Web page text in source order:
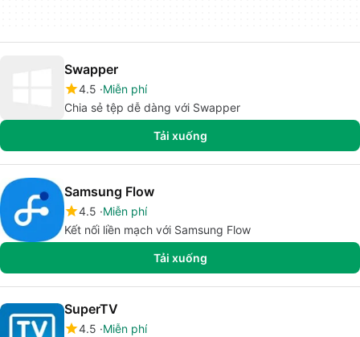
Swapper
4.5 Miễn phí
Chia sẻ tệp dễ dàng với Swapper
Tải xuống
Samsung Flow
4.5 Miễn phí
Kết nối liền mạch với Samsung Flow
Tải xuống
SuperTV
4.5 Miễn phí